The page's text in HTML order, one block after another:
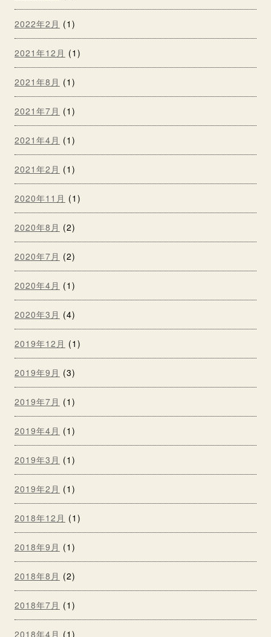
2022年2月 (1)
2021年12月 (1)
2021年8月 (1)
2021年7月 (1)
2021年4月 (1)
2021年2月 (1)
2020年11月 (1)
2020年8月 (2)
2020年7月 (2)
2020年4月 (1)
2020年3月 (4)
2019年12月 (1)
2019年9月 (3)
2019年7月 (1)
2019年4月 (1)
2019年3月 (1)
2019年2月 (1)
2018年12月 (1)
2018年9月 (1)
2018年8月 (2)
2018年7月 (1)
2018年4月 (1)